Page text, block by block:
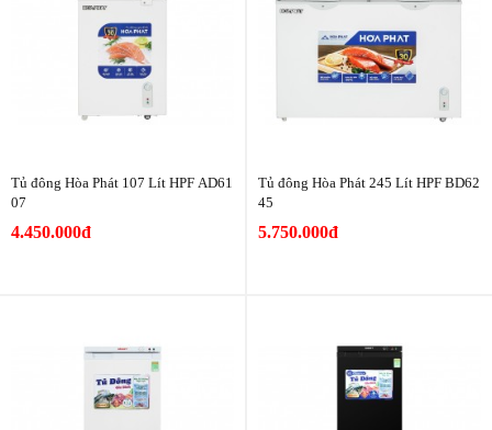
Tủ đông Hòa Phát 107 Lít HPF AD61
07
4.450.000đ
Tủ đông Hòa Phát 245 Lít HPF BD62
45
5.750.000đ